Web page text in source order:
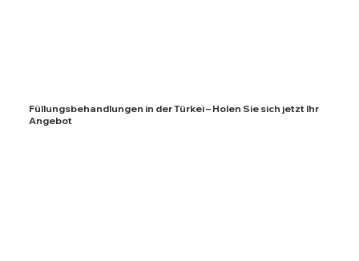
Füllungsbehandlungen in der Türkei – Holen Sie sich jetzt Ihr
Angebot